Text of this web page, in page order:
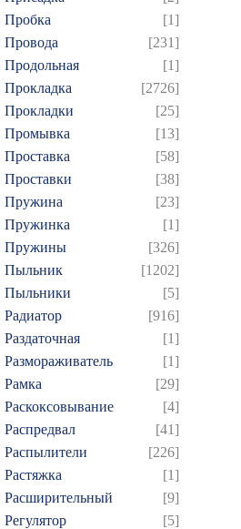
Пробка
[1]
Провода
[231]
Продольная
[1]
Прокладка
[2726]
Прокладки
[25]
Промывка
[13]
Проставка
[58]
Проставки
[38]
Пружина
[23]
Пружинка
[1]
Пружины
[326]
Пыльник
[1202]
Пыльники
[5]
Радиатор
[916]
Раздаточная
[1]
Размораживатель
[1]
Рамка
[29]
Раскоксовывание
[4]
Распредвал
[41]
Распылители
[226]
Растяжка
[1]
Расширительный
[9]
Регулятор
[5]